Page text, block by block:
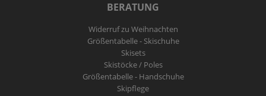
BERATUNG
Widerruf zu Weihnachten
Größentabelle - Skischuhe
Skisets
Skistöcke / Poles
Größentabelle - Handschuhe
Skipflege